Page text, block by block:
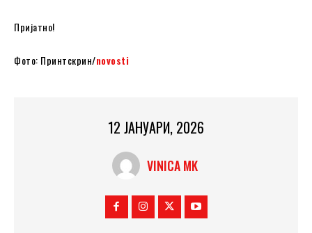
Пријатно!
Фото: Принтскрин/novosti
12 ЈАНУАРИ, 2026
VINICA MK